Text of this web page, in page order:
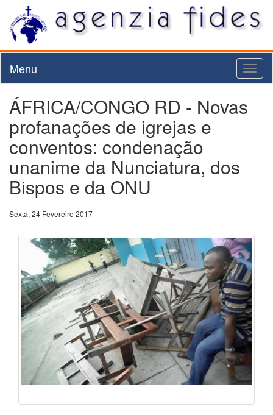
Menu
ÁFRICA/CONGO RD - Novas
profanações de igrejas e
conventos: condenação
unanime da Nunciatura, dos
Bispos e da ONU
Sexta, 24 Fevereiro 2017